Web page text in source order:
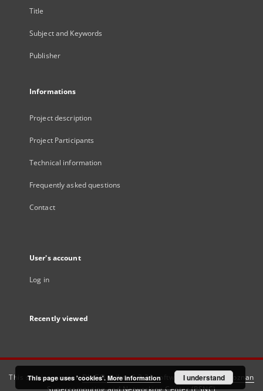
Title
Subject and Keywords
Publisher
Informations
Project description
Project Participants
Technical information
Frequently asked questions
Contact
User's account
Log in
Recently viewed
This service runs onDInGO dLibra 6.3.21software created by
Poznan
Supercomputing and Networking Center (PSNC)
This page uses 'cookies'. More information I understand